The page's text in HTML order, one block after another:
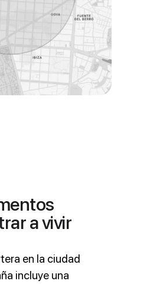
a vivir
en la ciudad
incluye una